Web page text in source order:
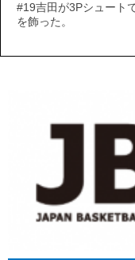
#19吉田が3Pシュート
を飾った。